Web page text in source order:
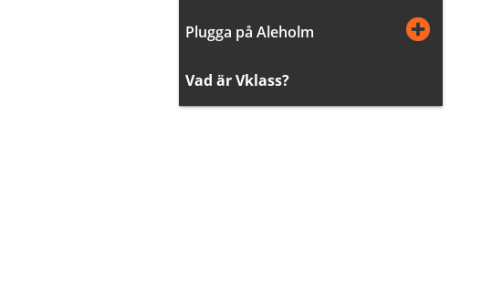
Plugga på Aleholm
Vad är Vklass?